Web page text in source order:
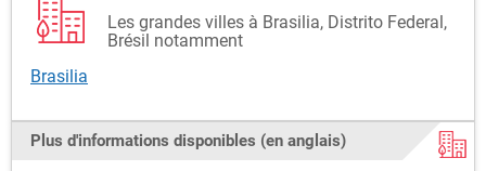
Les grandes villes à Brasilia, Distrito Federal,
Brésil notamment
Brasilia
Plus d'informations disponibles (en anglais)